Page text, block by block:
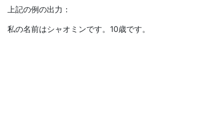
上記の例の出力：
私の名前はシャオミンです。10歳です。